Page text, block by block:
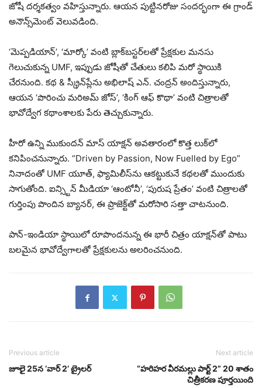
జోషీ దర్శకత్వం వహిస్తున్నారు. ఆయన పుట్టినరోజు సందర్భంగా ఈ గ్రాండ్
అనౌన్స్‌మెంట్ వెలువడింది.
‘మెప్పడియాన్’, ‘మార్కో’ వంటి బ్లాక్‌బస్టర్‌లతో ప్రేక్షకుల మనసు
గెలుచుకున్న UMF, ఇప్పుడు జోషీతో చేతులు కలిపి మరో స్థాయికి
చేరనుంది. కథ & స్క్రీన్‌ప్లేను అభిలాష్ ఎన్. చంద్రన్ అందిస్తున్నారు,
ఆయన ‘పొరించు మరిఅమ్ జోస్’, ‘కింగ్ ఆఫ్ కొథా’ వంటి చిత్రాలతో
భావోద్వేగ కథాంశాలకు పేరు తెచ్చుకున్నారు.
హీరో ఉన్ని ముకుందన్ మాస్ యాక్షన్ అవతారంలో కొత్త లుక్‌లో
కనిపించనున్నారు. “Driven by Passion, Now Fuelled by Ego”
నినాదంతో UMF యూత్, ఫ్యామిలీస్‌ను ఆకట్టుకునే కథలతో ముందుకు
సాగుతోంది. ఐన్స్టిన్ మీడియా ‘ఆంటోనీ’, ‘పురుష ప్రేతం’ వంటి చిత్రాలతో
గుర్తింపు పొందిన బ్యానర్, ఈ ప్రాజెక్ట్‌తో మరోసారి సత్తా చాటనుంది.
పాన్-ఇండియా స్థాయిలో రూపొందనున్న ఈ భారీ చిత్రం యాక్షన్‌తో పాటు
బలమైన భావోద్వేగాలతో ప్రేక్షకులను అలరించనుంది.
Previous article
జూలై 25న ‘వార్ 2’ ట్రైలర్
Next article
“హరిహర వీరమల్లు పార్ట్ 2” 20 శాతం
చిత్రీకరణ పూర్తయింది